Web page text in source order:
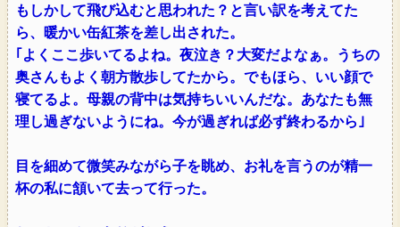
もしかして飛び込むと思われた？と言い訳を考えてた
ら、暖かい缶紅茶を差し出された。
｢よくここ歩いてるよね。夜泣き？大変だよなぁ。うちの
奥さんもよく朝方散歩してたから。でもほら、いい顔で
寝てるよ。母親の背中は気持ちいいんだな。あなたも無
理し過ぎないようにね。今が過ぎれば必ず終わるから｣
目を細めて微笑みながら子を眺め、お礼を言うのが精一
杯の私に頷いて去って行った。